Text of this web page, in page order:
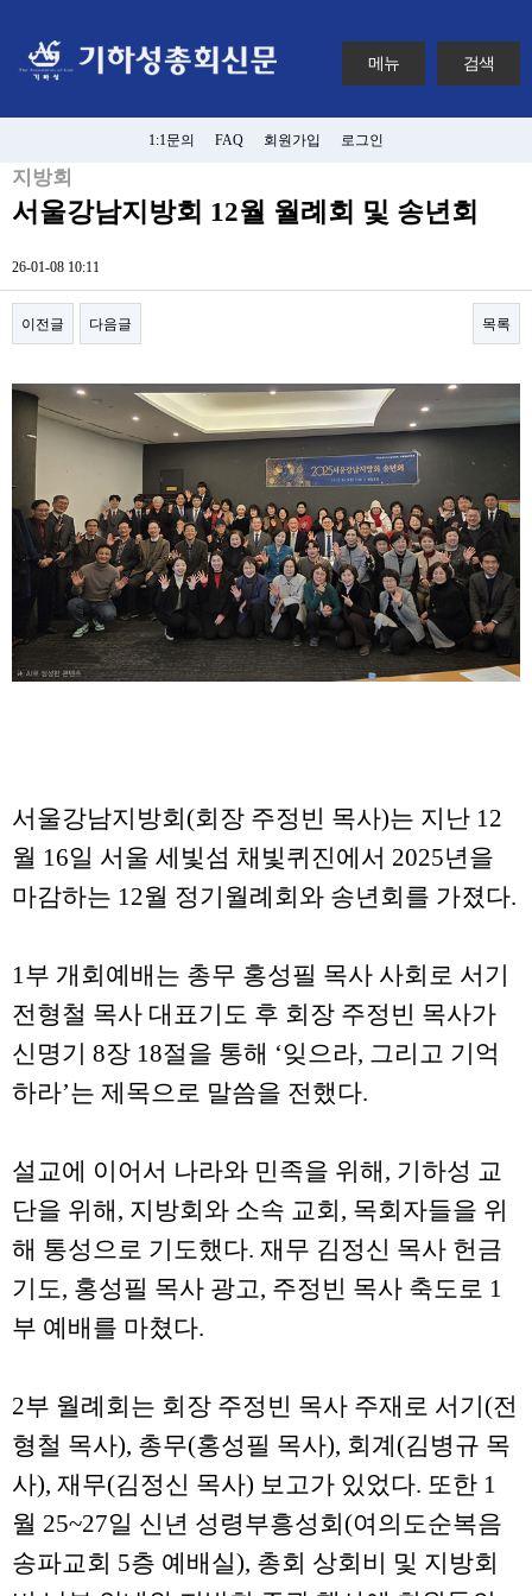
메뉴 검색
1:1문의 FAQ 회원가입 로그인
지방회
서울강남지방회 12월 월례회 및 송년회
26-01-08 10:11
이전글 다음글 목록
본문
서울강남지방회(회장 주정빈 목사)는 지난 12
월 16일 서울 세빛섬 채빛퀴진에서 2025년을
마감하는 12월 정기월례회와 송년회를 가졌다.
1부 개회예배는 총무 홍성필 목사 사회로 서기
전형철 목사 대표기도 후 회장 주정빈 목사가
신명기 8장 18절을 통해 ‘잊으라, 그리고 기억
하라’는 제목으로 말씀을 전했다.
설교에 이어서 나라와 민족을 위해, 기하성 교
단을 위해, 지방회와 소속 교회, 목회자들을 위
해 통성으로 기도했다. 재무 김정신 목사 헌금
기도, 홍성필 목사 광고, 주정빈 목사 축도로 1
부 예배를 마쳤다.
2부 월례회는 회장 주정빈 목사 주재로 서기(전
형철 목사), 총무(홍성필 목사), 회계(김병규 목
사), 재무(김정신 목사) 보고가 있었다. 또한 1
월 25~27일 신년 성령부흥성회(여의도순복음
송파교회 5층 예배실), 총회 상회비 및 지방회